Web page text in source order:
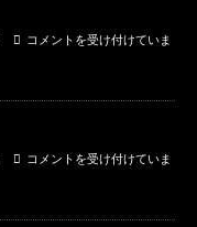
コメントを受け付けていま
コメントを受け付けていま